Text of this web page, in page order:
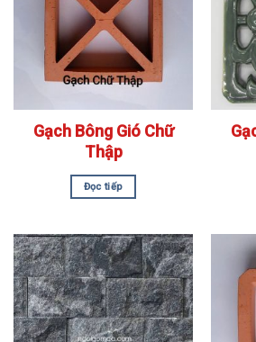
Gạch Bông Gió Chữ
Thập
Đọc tiếp